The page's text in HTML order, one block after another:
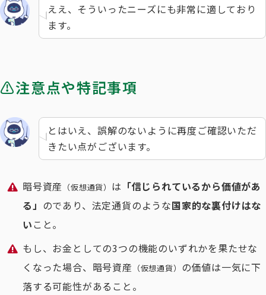
ええ、そういったニーズにも非常に適しており
ます。
⚠️注意点や特記事項
とはいえ、誤解のないように再度ご確認いただ
きたい点がございます。
暗号資産 （仮想通貨） は 「信じられているから価値があ
る」 のであり、法定通貨のような国家的な裏付けはな
い こと。
もし、お金としての3つの機能のいずれかを果たせな
くなった場合、暗号資産 （仮想通貨） の価値は一気に下
落する可能性があること。